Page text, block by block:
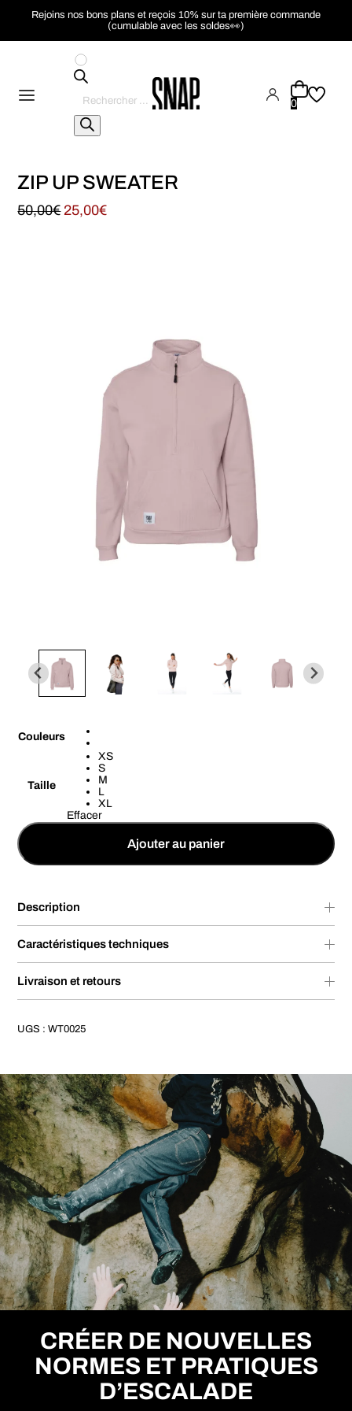
Rejoins nos bons plans et reçois 10% sur ta première commande
(cumulable avec les soldes👀)
de
produits
0
ZIP UP SWEATER
50,00€ 25,00€
Couleurs
Taille
XS
S
M
L
XL
Effacer
Ajouter au panier
Description
Caractéristiques techniques
Livraison et retours
UGS :WT0025
CRÉER DE NOUVELLES
NORMES ET PRATIQUES
D’ESCALADE